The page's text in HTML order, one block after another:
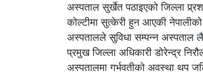
अस्पताल सुर्खेत पठाइएको जिल्ला
कोल्टीमा सुत्केरी हुन आएकी
अस्पतालले सुविधा सम्पन्न अस्पताल
प्रमुख जिल्ला अधिकारी डोरेन्द्र
अस्पतालमा गर्भवतीको अवस्था थप